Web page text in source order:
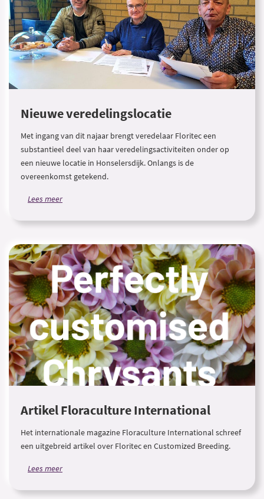
Nieuwe veredelingslocatie
Met ingang van dit najaar brengt veredelaar Floritec een
substantieel deel van haar veredelingsactiviteiten onder op
een nieuwe locatie in Honselersdijk. Onlangs is de
overeenkomst getekend.
Lees meer
Artikel Floraculture International
Het internationale magazine Floraculture International schreef
een uitgebreid artikel over Floritec en Customized Breeding.
Lees meer